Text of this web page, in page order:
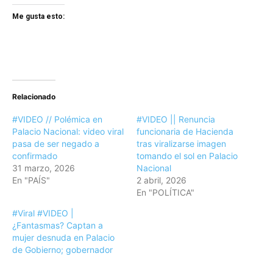
Me gusta esto:
Relacionado
#VIDEO // Polémica en
Palacio Nacional: video viral
pasa de ser negado a
confirmado
31 marzo, 2026
En "PAÍS"
#VIDEO || Renuncia
funcionaria de Hacienda
tras viralizarse imagen
tomando el sol en Palacio
Nacional
2 abril, 2026
En "POLÍTICA"
#Viral #VIDEO |
¿Fantasmas? Captan a
mujer desnuda en Palacio
de Gobierno; gobernador